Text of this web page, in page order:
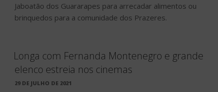
Jaboatão dos Guararapes para arrecadar alimentos ou
brinquedos para a comunidade dos Prazeres.
Longa com Fernanda Montenegro e grande
elenco estreia nos cinemas
PUBLICADO
29 DE JULHO DE 2021